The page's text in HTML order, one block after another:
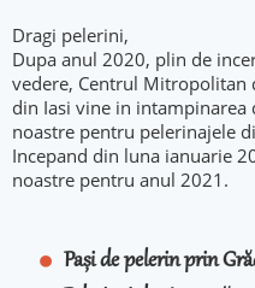
Dragi pelerini,
Dupa anul 2020, plin de
vedere, Centrul Mitropolitan
din Iasi vine in
noastre pentru pelerinajele
Incepand din luna ianuarie
noastre pentru anul 2021.
Pași de pelerin prin